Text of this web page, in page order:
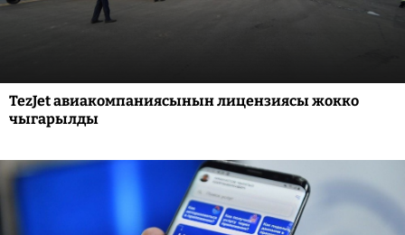
TezJet авиакомпаниясынын лицензиясы жокко
чыгарылды